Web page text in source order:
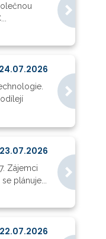
24.07.2026
23.07.2026
Zájemci
plánuje...
22.07.2026